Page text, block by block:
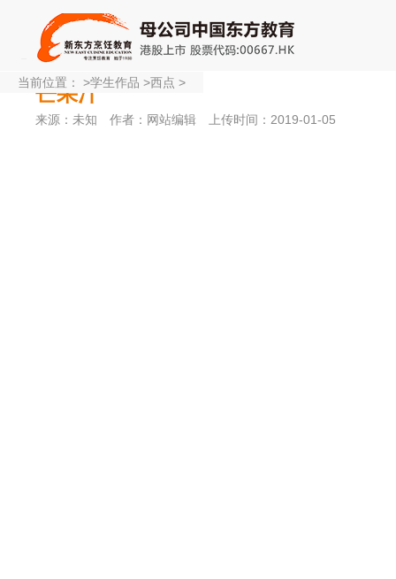
芒果汁
来源：未知 作者：网站编辑 上传时间：2019-01-05
当前位置： >学生作品 >西点 >